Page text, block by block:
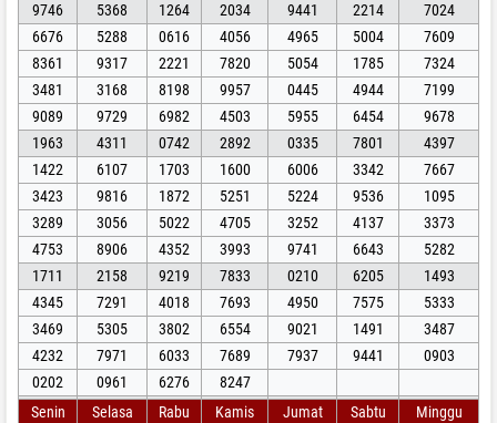
9746
5368 1264 2034 9441 2214
7024
6676
5288 0616 4056 4965 5004
7609
8361
9317 2221 7820 5054 1785
7324
3481
3168 8198 9957 0445 4944
7199
9089
9729 6982 4503 5955 6454
9678
1963
4311 0742 2892 0335 7801
4397
1422
6107 1703 1600 6006 3342
7667
3423
9816 1872 5251 5224 9536
1095
3289
3056 5022 4705 3252 4137
3373
4753
8906 4352 3993 9741 6643
5282
1711
2158 9219 7833 0210 6205
1493
4345
7291 4018 7693 4950 7575
5333
3469
5305 3802 6554 9021 1491
3487
4232
7971 6033 7689 7937 9441
0903
0202
0961 6276
8247
Senin
Selasa Rabu Kamis Jumat Sabtu Minggu